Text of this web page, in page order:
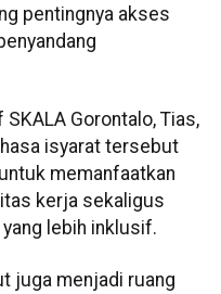
pentingnya akses
Gorontalo, Tias,
isyarat tersebut
memanfaatkan
kerja sekaligus
lebih inklusif.
juga menjadi ruang